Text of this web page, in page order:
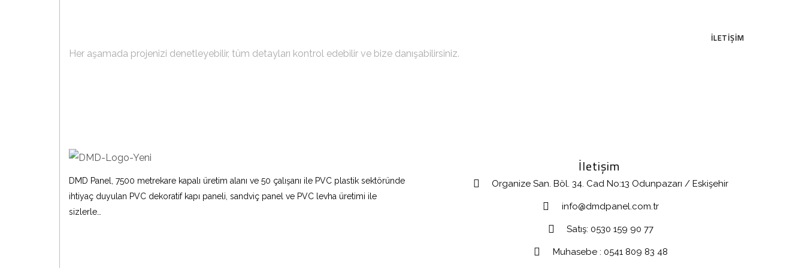
Her aşamada projenizi denetleyebilir, tüm detayları kontrol edebilir ve bize danışabilirsiniz.
İLETIŞIM
DMD Panel, 7500 metrekare kapalı üretim alanı ve 50 çalışanı ile PVC plastik sektöründe
ihtiyaç duyulan PVC dekoratif kapı paneli, sandviç panel ve PVC levha üretimi ile
sizlerle…
İletişim
Organize San. Böl. 34. Cad No:13 Odunpazarı / Eskişehir
info@dmdpanel.com.tr
Satış: 0530 159 90 77
Muhasebe : 0541 809 83 48